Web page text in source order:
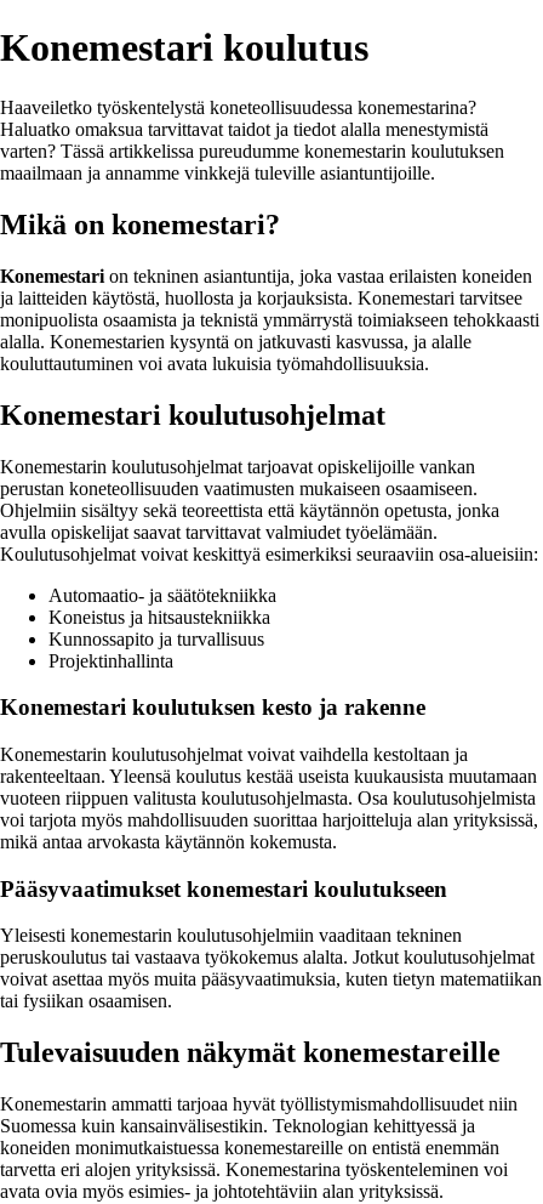
Konemestari koulutus
Haaveiletko työskentelystä koneteollisuudessa konemestarina?
Haluatko omaksua tarvittavat taidot ja tiedot alalla menestymistä
varten? Tässä artikkelissa pureudumme konemestarin koulutuksen
maailmaan ja annamme vinkkejä tuleville asiantuntijoille.
Mikä on konemestari?
Konemestari on tekninen asiantuntija, joka vastaa erilaisten koneiden
ja laitteiden käytöstä, huollosta ja korjauksista. Konemestari tarvitsee
monipuolista osaamista ja teknistä ymmärrystä toimiakseen tehokkaasti
alalla. Konemestarien kysyntä on jatkuvasti kasvussa, ja alalle
kouluttautuminen voi avata lukuisia työmahdollisuuksia.
Konemestari koulutusohjelmat
Konemestarin koulutusohjelmat tarjoavat opiskelijoille vankan
perustan koneteollisuuden vaatimusten mukaiseen osaamiseen.
Ohjelmiin sisältyy sekä teoreettista että käytännön opetusta, jonka
avulla opiskelijat saavat tarvittavat valmiudet työelämään.
Koulutusohjelmat voivat keskittyä esimerkiksi seuraaviin osa-alueisiin:
Automaatio- ja säätötekniikka
Koneistus ja hitsaustekniikka
Kunnossapito ja turvallisuus
Projektinhallinta
Konemestari koulutuksen kesto ja rakenne
Konemestarin koulutusohjelmat voivat vaihdella kestoltaan ja
rakenteeltaan. Yleensä koulutus kestää useista kuukausista muutamaan
vuoteen riippuen valitusta koulutusohjelmasta. Osa koulutusohjelmista
voi tarjota myös mahdollisuuden suorittaa harjoitteluja alan yrityksissä,
mikä antaa arvokasta käytännön kokemusta.
Pääsyvaatimukset konemestari koulutukseen
Yleisesti konemestarin koulutusohjelmiin vaaditaan tekninen
peruskoulutus tai vastaava työkokemus alalta. Jotkut koulutusohjelmat
voivat asettaa myös muita pääsyvaatimuksia, kuten tietyn matematiikan
tai fysiikan osaamisen.
Tulevaisuuden näkymät konemestareille
Konemestarin ammatti tarjoaa hyvät työllistymismahdollisuudet niin
Suomessa kuin kansainvälisestikin. Teknologian kehittyessä ja
koneiden monimutkaistuessa konemestareille on entistä enemmän
tarvetta eri alojen yrityksissä. Konemestarina työskenteleminen voi
avata ovia myös esimies- ja johtotehtäviin alan yrityksissä.